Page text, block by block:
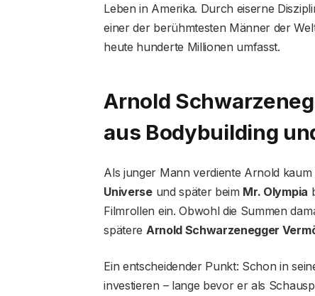
Leben in Amerika. Durch eiserne
einer der berühmtesten Männer der
heute hunderte Millionen umfasst.
Arnold
aus Bodybuilding
Als junger Mann verdiente Arnold
Universeund später beim Mr. Olympia
Filmrollen ein. Obwohl die Summen
spätere Arnold Schwarzenegger
Ein entscheidender Punkt: Schon in
investieren – lange bevor er als